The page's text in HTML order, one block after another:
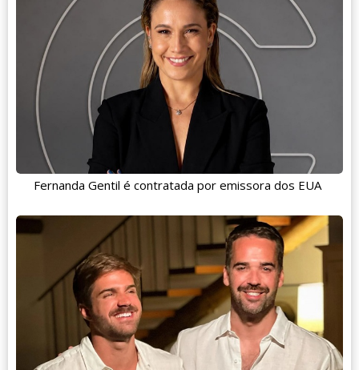
Fernanda Gentil é contratada por emissora dos EUA